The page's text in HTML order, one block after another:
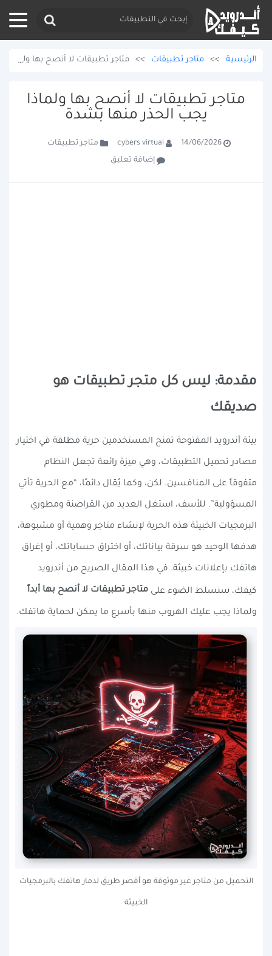
الرئيسية >> متاجر تطبيقات >> متاجر تطبيقات لا أنصح بها ولماذا يجب الحذر منها بشدة
متاجر تطبيقات لا أنصح بها ولماذا
يجب الحذر منها بشدة
14/06/2026
cybers virtual
متاجر تطبيقات
إضافة تعليق
مقدمة: ليس كل متجر تطبيقات هو
صديقك
بيئة أندرويد المفتوحة تمنح المستخدمين حرية مطلقة في اختيار
مصادر تحميل التطبيقات، وهي ميزة رائعة تجعل النظام
متفوقاً على المنافسين. لكن، وكما يُقال دائمًا، “مع الحرية تأتي
المسؤولية”. للأسف، استغل العديد من القراصنة ومطوري
البرمجيات الخبيثة هذه الحرية لإنشاء متاجر وهمية أو مشبوهة،
هدفها الوحيد هو سرقة بياناتك، أو اختراق حساباتك، أو إغراق
هاتفك بإعلانات خبيثة. في هذا المقال الصريح من أندرويد
كيفك، سنسلط الضوء على متاجر تطبيقات لا أنصح بها أبداً
ولماذا يجب عليك الهروب منها بأسرع ما يمكن لحماية هاتفك.
التحميل من متاجر غير موثوقة هو أقصر طريق لدمار هاتفك بالبرمجيات
الخبيثة